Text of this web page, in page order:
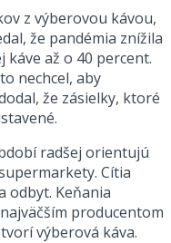
z výberovou kávou,
že pandémia znížila
káve až o 40 percent.
nechcel, aby
že zásielky, ktoré
radšej orientujú
Cítia
odbyt. Keňania
producentom
výberová káva.